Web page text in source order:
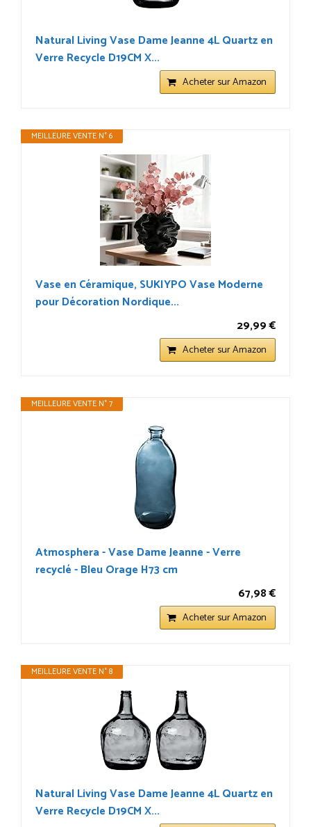
Natural Living Vase Dame Jeanne 4L Quartz en
Verre Recycle D19CM X...
Acheter sur Amazon
MEILLEURE VENTE N° 6
Vase en Céramique, SUKIYPO Vase Moderne
pour Décoration Nordique...
29,99 €
Acheter sur Amazon
MEILLEURE VENTE N° 7
Atmosphera - Vase Dame Jeanne - Verre
recyclé - Bleu Orage H73 cm
67,98 €
Acheter sur Amazon
MEILLEURE VENTE N° 8
Natural Living Vase Dame Jeanne 4L Quartz en
Verre Recycle D19CM X...